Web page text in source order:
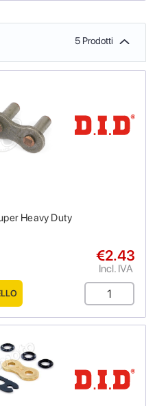
5 Prodotti
Heavy Duty
€2.43
Incl. IVA